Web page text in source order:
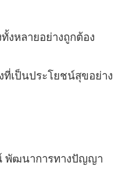
งหลายอย่างถูกต้อง
ที่เป็นประโยชน์สุขอย่าง
พัฒนาการทางปัญญา